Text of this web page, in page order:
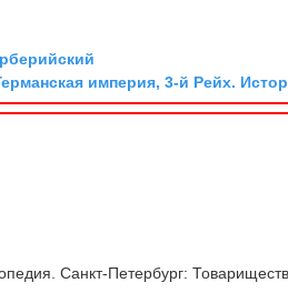
империя, 3-й Рейх.
Санкт-Петербург: